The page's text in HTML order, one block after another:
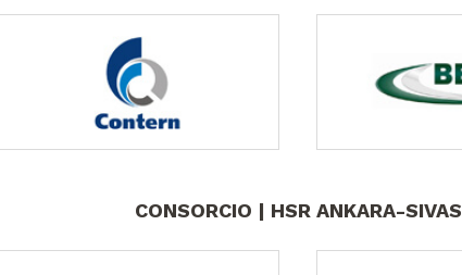
CONSORCIO | HSR ANKARA-SIVAS